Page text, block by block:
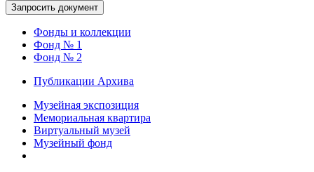
Фонды и коллекции
Фонд № 1
Фонд № 2
Публикации Архива
Музейная экспозиция
Мемориальная квартира
Виртуальный музей
Музейный фонд